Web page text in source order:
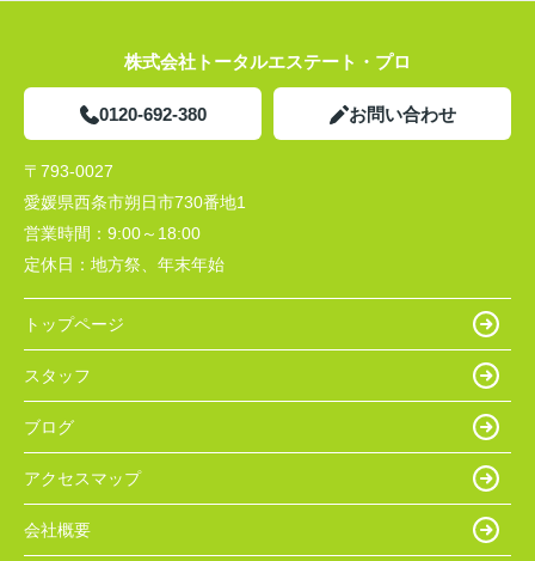
株式会社トータルエステート・プロ
0120-692-380 お問い合わせ
〒793-0027
愛媛県西条市朔日市730番地1
営業時間： 9:00～18:00
定休日： 地方祭、年末年始
トップページ
スタッフ
ブログ
アクセスマップ
会社概要